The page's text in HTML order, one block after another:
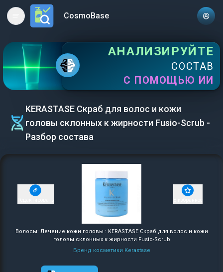
Open main menuCosmoBase
АНАЛИЗИРУЙТЕ
СОСТАВ
С ПОМОЩЬЮ ИИ
KERASTASE Скраб для волос и кожи
головы склонных к жирности Fusio-Scrub -
Разбор состава
Волосы: Лечение кожи головы : KERASTASE Скраб для волос и кожи
головы склонных к жирности Fusio-Scrub
Бренд косметики Kerastase